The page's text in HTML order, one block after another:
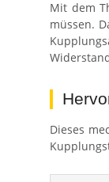
Mit dem
müssen.
Dieses